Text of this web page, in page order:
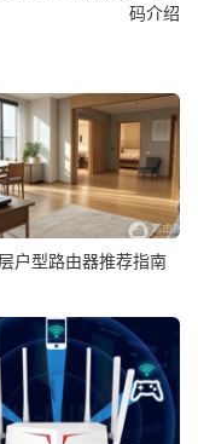
码介绍
户型路由器推荐指南